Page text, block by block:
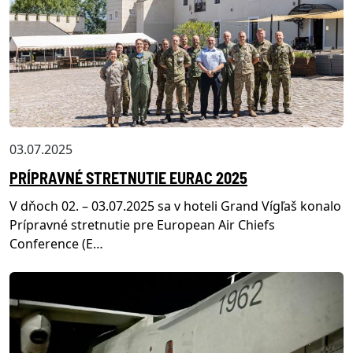
03.07.2025
PRÍPRAVNÉ STRETNUTIE EURAC 2025
V dňoch 02. – 03.07.2025 sa v hoteli Grand Vígľaš konalo
Prípravné stretnutie pre European Air Chiefs
Conference (E…